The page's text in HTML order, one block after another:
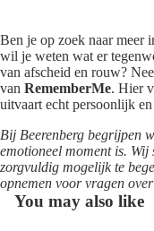
Ben je op zoek naar meer
wil je weten wat er
van afscheid en rouw?
van RememberMe. Hier
uitvaart echt persoonlijk
Bij Beerenberg begrijpen
emotioneel moment is.
zorgvuldig mogelijk te
opnemen voor vragen
You may also like